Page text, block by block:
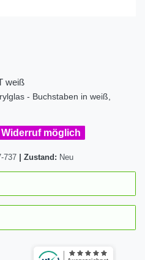
weiß
- Buchstaben in weiß,
möglich
737 Zustand: Neu